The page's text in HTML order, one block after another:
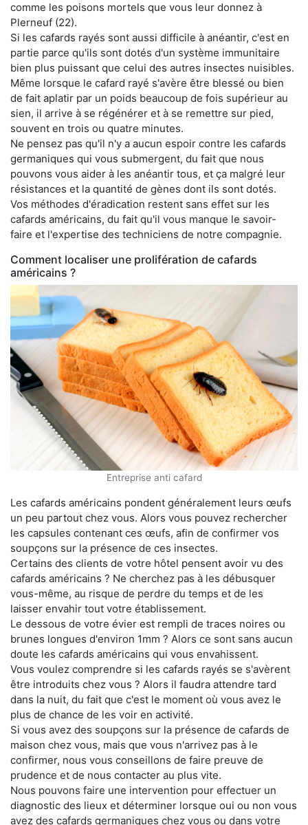
comme les poisons mortels que vous leur donnez à
Plerneuf (22).
Si les cafards rayés sont aussi difficile à anéantir, c'est en
partie parce qu'ils sont dotés d'un système immunitaire
bien plus puissant que celui des autres insectes nuisibles.
Même lorsque le cafard rayé s'avère être blessé ou bien
de fait aplatir par un poids beaucoup de fois supérieur au
sien, il arrive à se régénérer et à se remettre sur pied,
souvent en trois ou quatre minutes.
Ne pensez pas qu'il n'y a aucun espoir contre les cafards
germaniques qui vous submergent, du fait que nous
pouvons vous aider à les anéantir tous, et ça malgré leur
résistances et la quantité de gènes dont ils sont dotés.
Vos méthodes d'éradication restent sans effet sur les
cafards américains, du fait qu'il vous manque le savoir-
faire et l'expertise des techniciens de notre compagnie.
Comment localiser une prolifération de cafards
américains ?
Entreprise anti cafard
Les cafards américains pondent généralement leurs œufs
un peu partout chez vous. Alors vous pouvez rechercher
les capsules contenant ces œufs, afin de confirmer vos
soupçons sur la présence de ces insectes.
Certains des clients de votre hôtel pensent avoir vu des
cafards américains ? Ne cherchez pas à les débusquer
vous-même, au risque de perdre du temps et de les
laisser envahir tout votre établissement.
Le dessous de votre évier est rempli de traces noires ou
brunes longues d'environ 1mm ? Alors ce sont sans aucun
doute les cafards américains qui vous envahissent.
Vous voulez comprendre si les cafards rayés se s'avèrent
être introduits chez vous ? Alors il faudra attendre tard
dans la nuit, du fait que c'est le moment où vous avez le
plus de chance de les voir en activité.
Si vous avez des soupçons sur la présence de cafards de
maison chez vous, mais que vous n'arrivez pas à le
confirmer, nous vous conseillons de faire preuve de
prudence et de nous contacter au plus vite.
Nous pouvons faire une intervention pour effectuer un
diagnostic des lieux et déterminer lorsque oui ou non vous
avez des cafards germaniques chez vous ou dans votre